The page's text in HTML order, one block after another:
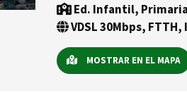
Ed. Infantil,
VDSL 30Mbps,
MOSTRAR EN EL MAPA